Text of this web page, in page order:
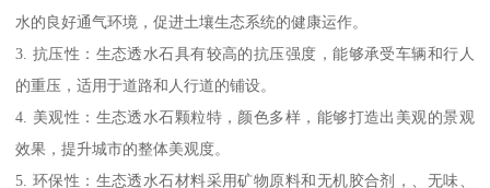
水的良好通气环境，促进土壤生态系统的健康运作。
3. 抗压性：生态透水石具有较高的抗压强度，能够承受车辆和行人
的重压，适用于道路和人行道的铺设。
4. 美观性：生态透水石颗粒特，颜色多样，能够打造出美观的景观
效果，提升城市的整体美观度。
5. 环保性：生态透水石材料采用矿物原料和无机胶合剂，、无味、